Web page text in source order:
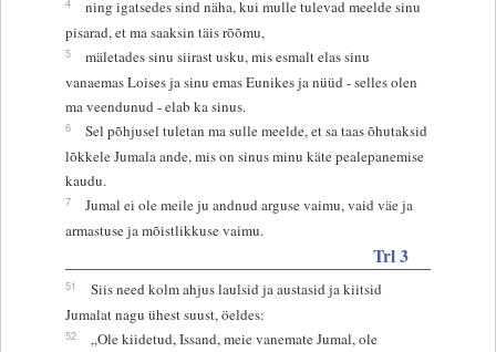
ning igatsedes sind näha, kui mulle tulevad meelde sinu
pisarad, et ma saaksin täis rõõmu,
5
mäletades sinu siirast usku, mis esmalt elas sinu
vanaemas Loises ja sinu emas Eunikes ja nüüd - selles olen
ma veendunud - elab ka sinus.
6
Sel põhjusel tuletan ma sulle meelde, et sa taas õhutaksid
lõkkele Jumala ande, mis on sinus minu käte pealepanemise
kaudu.
7
Jumal ei ole meile ju andnud arguse vaimu, vaid väe ja
armastuse ja mõistlikkuse vaimu.
Trl 3
51
Siis need kolm ahjus laulsid ja austasid ja kiitsid
Jumalat nagu ühest suust, öeldes:
52
„Ole kiidetud, Issand, meie vanemate Jumal, ole